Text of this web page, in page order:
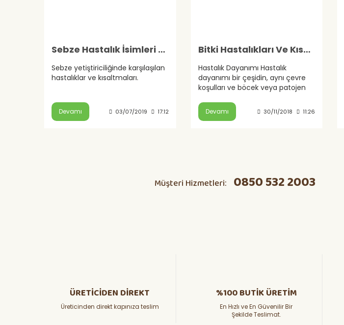
Sebze Hastalık İsimleri Ve Kısaltmaları
Sebze yetiştiriciliğinde karşılaşılan
hastalıklar ve kısaltmaları.
Devamı 03/07/2019 17:12
Bitki Hastalıkları Ve Kısaltmaları
Hastalık Dayanımı Hastalık
dayanımı bir çeşidin, aynı çevre
koşulları ve böcek veya patojen
çeşitlerine kıyasla belirli bir...
Devamı 30/11/2018 11:26
Müşteri Hizmetleri: 0850 532 2003
ÜRETİCİDEN DİREKT
Üreticinden direkt kapınıza teslim
%100 BUTİK ÜRETİM
En Hızlı ve En Güvenilir Bir
Şekilde Teslimat.